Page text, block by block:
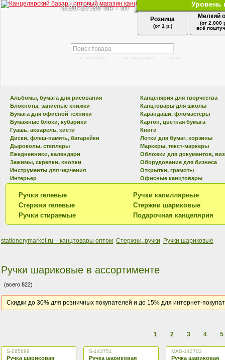
Уровень
Розница
(от 1 р.)
Мелкий
(от 2.000
всё
8.30-17.30 пн - пт
Альбомы, бумага для рисования
Блокноты, записные книжки
Бумага для офисной техники
Бумажные блоки, кубарики
Гуашь, акварель, кисти
Диски, флеш-память, батарейки
Дыроколы, степлеры
Ежедневники, календари
Зажимы, скрепки, кнопки
Инструменты для черчения
Интерьер
Канцелярия для творчества
Канцтовары для школы
Карандаши, фломастеры
Картон, цветная бумага
Книги
Лотки для бумаг, корзины
Маркеры, текст-маркеры
Обложки для документов,
Оборудование для бизнеса
Открытки, грамоты
Офисные канцтовары
Ручки гелевые
Ручки капиллярные
Стержни гелевые
Стержни шариковые
Ручки стираемые
Подарочная канцелярия
stationerymarket.ru – канцтовары оптом Стержни, ручки Ручки шариковые
Ручки шариковые в ассортименте
(всего 822)
Скидки до 30% для розничных покупателей и до 15% для интернет-
1 2 3 4 5
S-265898
Ручка шариковая
S-143751
Ручка шариковая
MAS-142702
Ручка шариковая